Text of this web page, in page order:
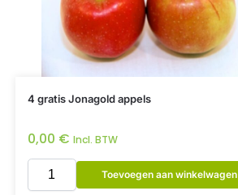
4 gratis Jonagold appels
0,00 € Incl. BTW
Toevoegen aan winkelwagen